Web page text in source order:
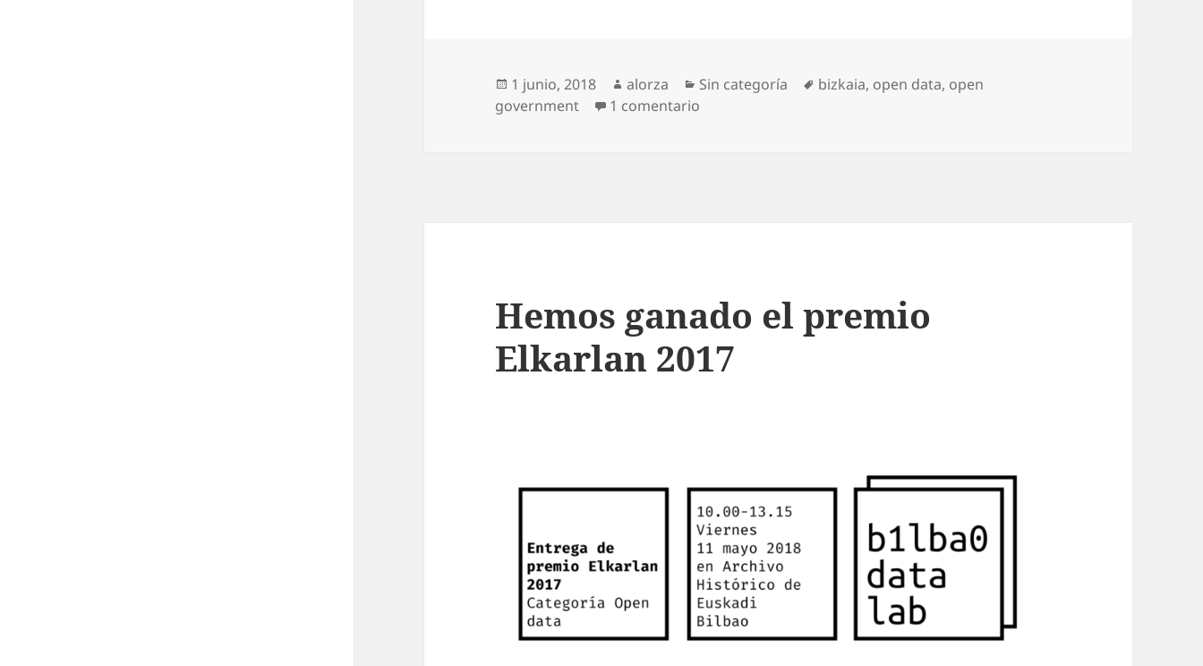
Publicado
el
1 junio, 2018 Autor
alorza Categorías
Sin categoría Etiquetas
bizkaia, open data, open
government
1 comentario
Hemos ganado el premio
Elkarlan 2017